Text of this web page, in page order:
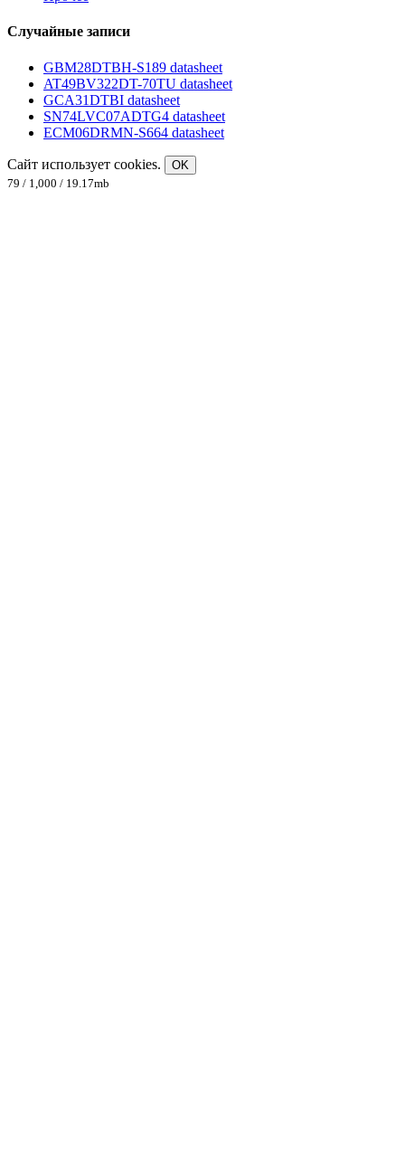
Случайные записи
GBM28DTBH-S189 datasheet
AT49BV322DT-70TU datasheet
GCA31DTBI datasheet
SN74LVC07ADTG4 datasheet
ECM06DRMN-S664 datasheet
Сайт использует cookies.
OK
79 / 1,000 / 19.17mb